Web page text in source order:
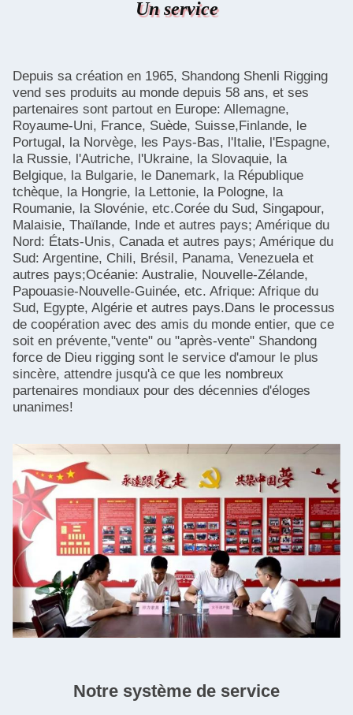
Un service
Depuis sa création en 1965, Shandong Shenli Rigging
vend ses produits au monde depuis 58 ans, et ses
partenaires sont partout en Europe: Allemagne,
Royaume-Uni, France, Suède, Suisse,Finlande, le
Portugal, la Norvège, les Pays-Bas, l'Italie, l'Espagne,
la Russie, l'Autriche, l'Ukraine, la Slovaquie, la
Belgique, la Bulgarie, le Danemark, la République
tchèque, la Hongrie, la Lettonie, la Pologne, la
Roumanie, la Slovénie, etc.Corée du Sud, Singapour,
Malaisie, Thaïlande, Inde et autres pays; Amérique du
Nord: États-Unis, Canada et autres pays; Amérique du
Sud: Argentine, Chili, Brésil, Panama, Venezuela et
autres pays;Océanie: Australie, Nouvelle-Zélande,
Papouasie-Nouvelle-Guinée, etc. Afrique: Afrique du
Sud, Egypte, Algérie et autres pays.Dans le processus
de coopération avec des amis du monde entier, que ce
soit en prévente,"vente" ou "après-vente" Shandong
force de Dieu rigging sont le service d'amour le plus
sincère, attendre jusqu'à ce que les nombreux
partenaires mondiaux pour des décennies d'éloges
unanimes!
Notre système de service